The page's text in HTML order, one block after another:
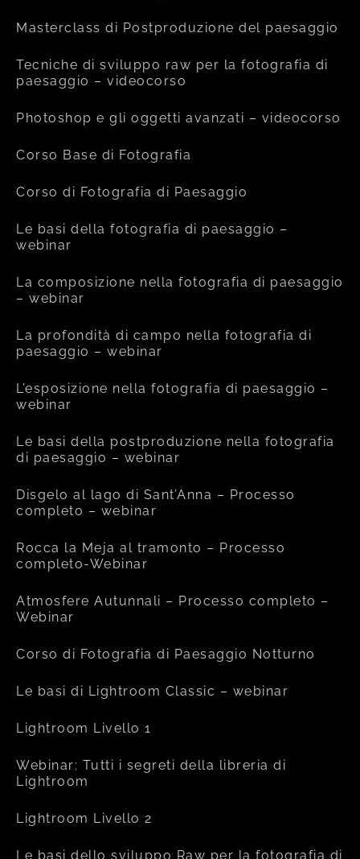
Masterclass di Postproduzione del paesaggio
Tecniche di sviluppo raw per la fotografia di
paesaggio – videocorso
Photoshop e gli oggetti avanzati – videocorso
Corso Base di Fotografia
Corso di Fotografia di Paesaggio
Le basi della fotografia di paesaggio –
webinar
La composizione nella fotografia di paesaggio
– webinar
La profondità di campo nella fotografia di
paesaggio – webinar
L’esposizione nella fotografia di paesaggio –
webinar
Le basi della postproduzione nella fotografia
di paesaggio – webinar
Disgelo al lago di Sant’Anna – Processo
completo – webinar
Rocca la Meja al tramonto – Processo
completo-Webinar
Atmosfere Autunnali – Processo completo –
Webinar
Corso di Fotografia di Paesaggio Notturno
Le basi di Lightroom Classic – webinar
Lightroom Livello 1
Webinar: Tutti i segreti della libreria di
Lightroom
Lightroom Livello 2
Le basi dello sviluppo Raw per la fotografia di